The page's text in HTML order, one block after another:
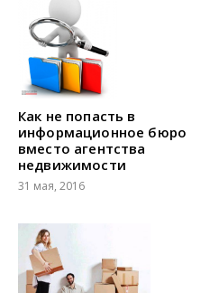
Как не попасть в
информационное бюро
вместо агентства
недвижимости
31 мая, 2016